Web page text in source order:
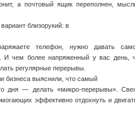
а почтовый ящик переполнен,
близорукий: в
телефон, нужно давать
И чем более напряженный у вас день,
регулярные перерывы.
бизнеса выяснили, что самый
дня — делать «микро-перерывы».
эффективно отдохнуть и